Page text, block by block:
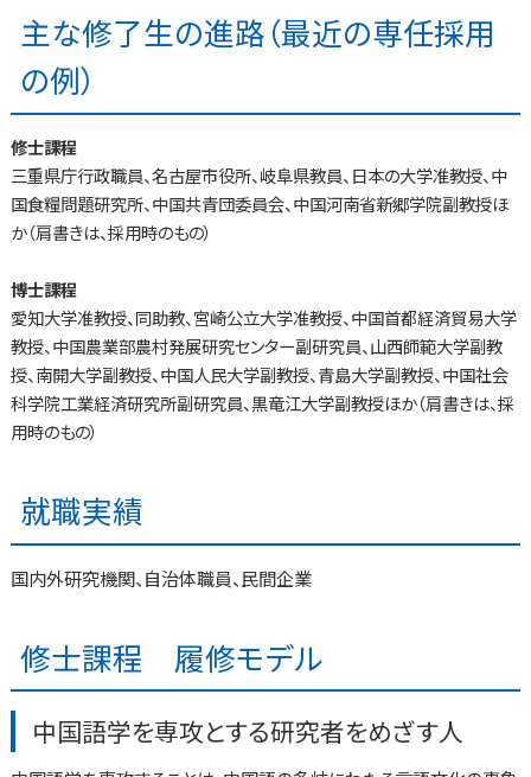
主な修了生の進路（最近の専任採用
の例）
修士課程
三重県庁行政職員、名古屋市役所、岐阜県教員、日本の大学准教授、中
国食糧問題研究所、中国共青団委員会、中国河南省新郷学院副教授ほ
か（肩書きは、採用時のもの）
博士課程
愛知大学准教授、同助教、宮崎公立大学准教授、中国首都経済貿易大学
教授、中国農業部農村発展研究センター副研究員、山西師範大学副教
授、南開大学副教授、中国人民大学副教授、青島大学副教授、中国社会
科学院工業経済研究所副研究員、黒竜江大学副教授ほか（肩書きは、採
用時のもの）
就職実績
国内外研究機関、自治体職員、民間企業
修士課程 履修モデル
中国語学を専攻とする研究者をめざす人